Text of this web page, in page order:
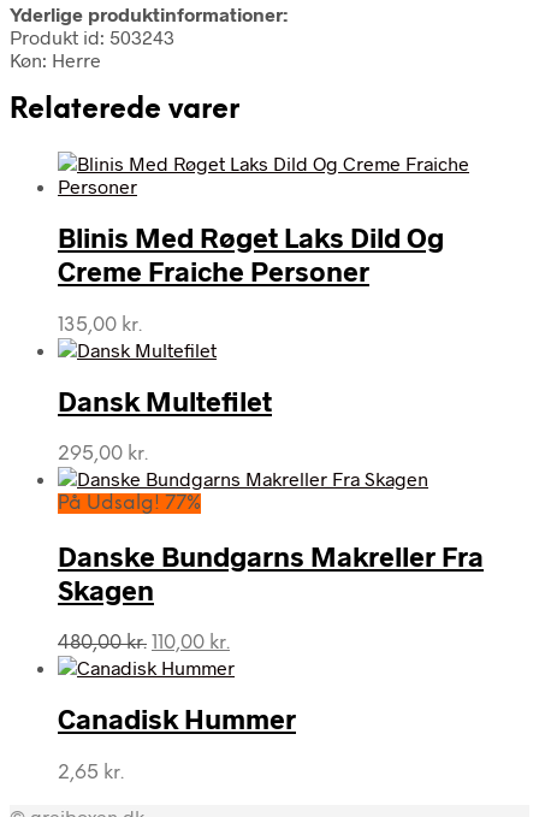
Yderlige produktinformationer:
Produkt id: 503243
Køn: Herre
Relaterede varer
Blinis Med Røget Laks Dild Og
Creme Fraiche Personer
135,00 kr.
Dansk Multefilet
295,00 kr.
På Udsalg! 77%
Danske Bundgarns Makreller Fra
Skagen
480,00kr. Den
oprindelige
var:
480,00 kr..
110,00 kr.
aktuelle
er:
110,00 kr..
Canadisk Hummer
2,65 kr.